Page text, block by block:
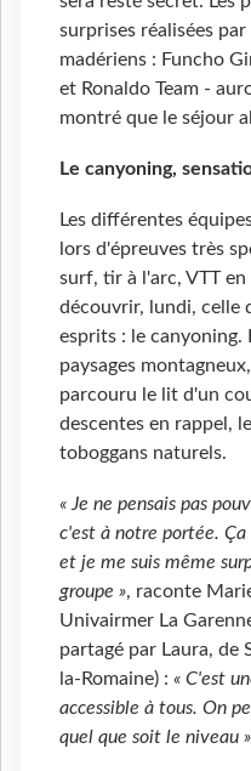
surprises réalisées
madériens : Funcho
et Ronaldo Team -
montré que le séjour
Le canyoning,
Les différentes
lors d'épreuves très
surf, tir à l'arc, VTT
découvrir, lundi, celle
esprits : le canyoning.
paysages
parcouru le lit d'un
descentes en rappel,
toboggans naturels.
« Je ne pensais pas
c'est à notre portée.
et je me suis même
groupe », raconte
Univairmer La
partagé par Laura, de
la-Romaine) : « C'est
accessible à tous. On
quel que soit le niveau »